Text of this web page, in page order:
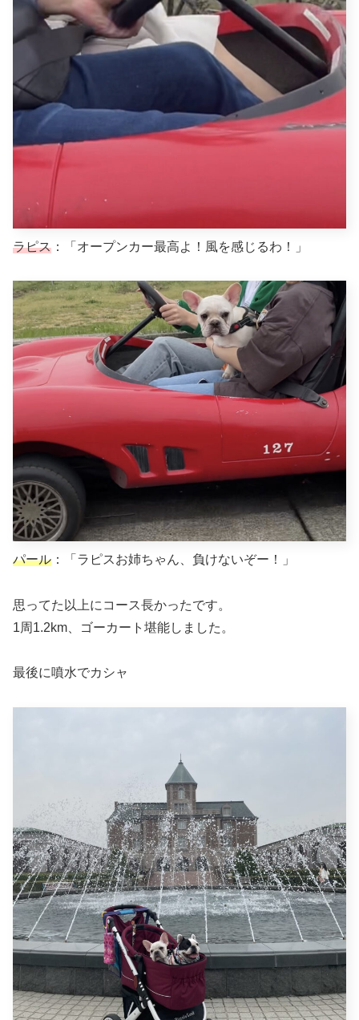
ラピス ：「オープンカー最高よ！風を感じるわ！」
パール ：「ラピスお姉ちゃん、負けないぞー！」
思ってた以上にコース長かったです。
1周1.2km、ゴーカート堪能しました。
最後に噴水でカシャ